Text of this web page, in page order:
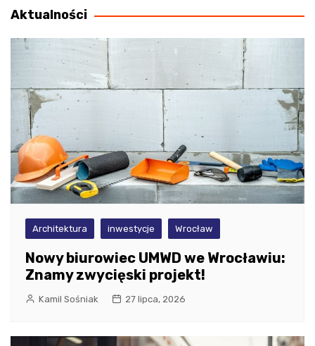
Aktualności
Architektura inwestycje Wrocław
Nowy biurowiec UMWD we Wrocławiu:
Znamy zwycięski projekt!
Kamil Sośniak 27 lipca, 2026